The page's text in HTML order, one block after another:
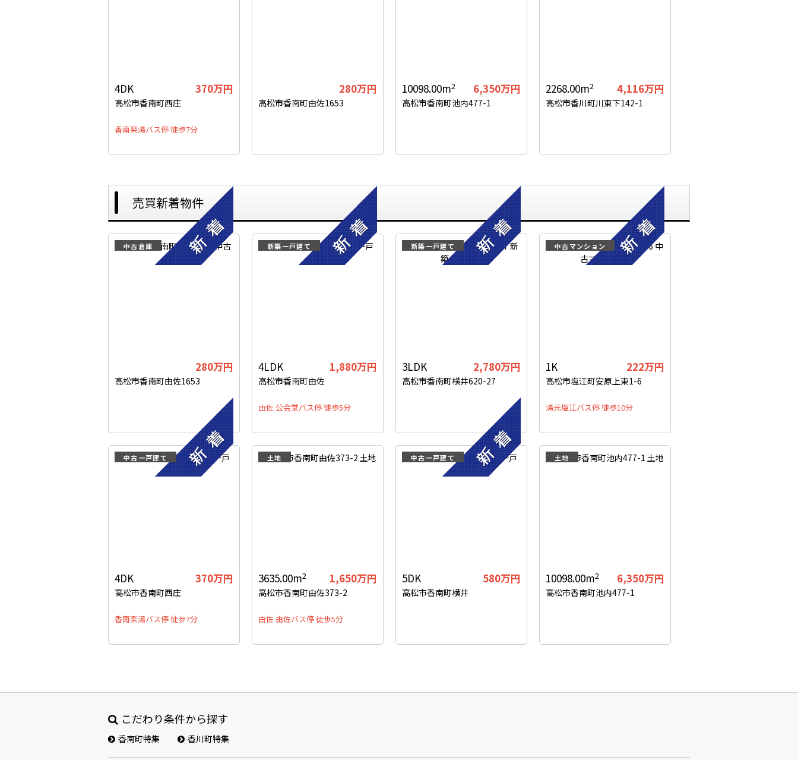
4DK 370万円
高松市香南町西庄
香南楽湯バス停 徒歩7分
280万円
高松市香南町由佐1653
10098.00m2 6,350万円
高松市香南町池内477-1
2268.00m2 4,116万円
高松市香川町川東下142-1
売買新着物件
中古倉庫
280万円
高松市香南町由佐1653
新築一戸建て
4LDK 1,880万円
高松市香南町由佐
由佐 公会堂バス停 徒歩5分
新築一戸建て
3LDK 2,780万円
高松市香南町横井620-27
中古マンション
1K 222万円
高松市塩江町安原上東1-6
湯元塩江バス停 徒歩10分
中古一戸建て
4DK 370万円
高松市香南町西庄
香南楽湯バス停 徒歩7分
土地
3635.00m2 1,650万円
高松市香南町由佐373-2
由佐 由佐バス停 徒歩5分
中古一戸建て
5DK 580万円
高松市香南町横井
土地
10098.00m2 6,350万円
高松市香南町池内477-1
こだわり条件から探す
香南町特集 香川町特集